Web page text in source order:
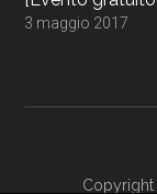
3 maggio 2017
Copyright